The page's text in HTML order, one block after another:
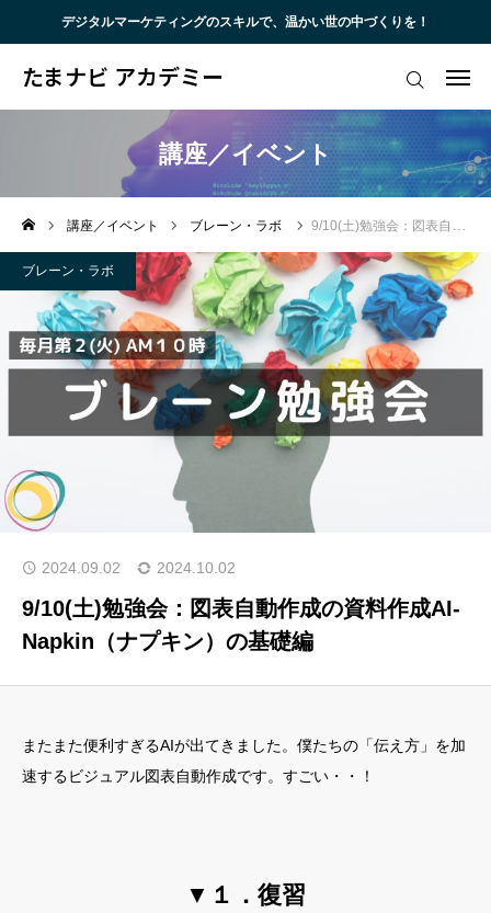
デジタルマーケティングのスキルで、温かい世の中づくりを！
たまナビ アカデミー
講座／イベント
講座／イベント ブレーン・ラボ 9/10(土)勉強会：図表自動作成の資料作成AI-Napkin（ナプキン）の基礎編
ブレーン・ラボ
2024.09.02 2024.10.02
9/10(土)勉強会：図表自動作成の資料作成AI-
Napkin（ナプキン）の基礎編
またまた便利すぎるAIが出てきました。僕たちの「伝え方」を加
速するビジュアル図表自動作成です。すごい・・！
▼１．復習
たまナビ アカデミー
代表挨拶
サービス
講座・イベント
ブログ
お客様・受講者様の声
お問い合わせ
代表挨拶
サービス